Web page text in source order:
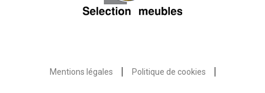
Mentions légales Politique de cookies